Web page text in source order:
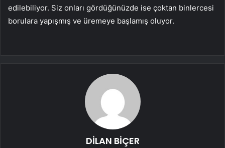
edilebiliyor. Siz onları gördüğünüzde ise çoktan binlercesi
borulara yapışmış ve üremeye başlamış oluyor.
DİLAN BİÇER